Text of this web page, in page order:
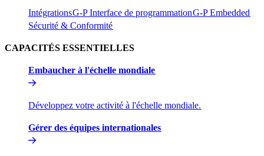
Intégrations​​G-P Interface de programmation​​G-P Embedded​​
Sécurité & Conformité​​
CAPACITÉS ESSENTIELLES​​
Embaucher à l'échelle mondiale​​
Développez votre activité à l'échelle mondiale.​​
Gérer des équipes internationales​​